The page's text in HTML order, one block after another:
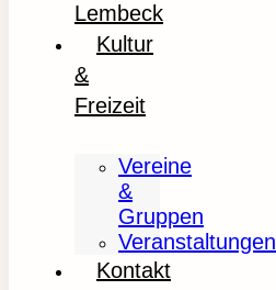
Lembeck
Kultur
&
Freizeit
Vereine
&
Gruppen
Veranstaltungen
Kontakt